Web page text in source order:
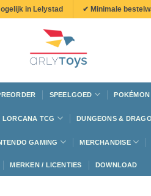
in Lelystad ✔ Minimale
SPEELGOED POKÉMON
LORCANA TCG DUNGEONS &
GAMING MERCHANDISE
MERKEN / LICENTIES DOWNLOAD